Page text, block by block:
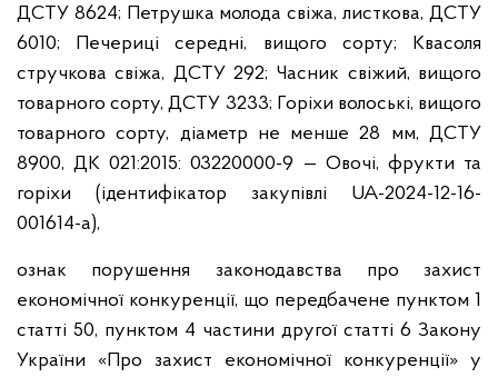
ДСТУ 8624; Петрушка молода свіжа, листкова, ДСТУ
6010; Печериці середні, вищого сорту; Квасоля
стручкова свіжа, ДСТУ 292; Часник свіжий, вищого
товарного сорту, ДСТУ 3233; Горіхи волоські, вищого
товарного сорту, діаметр не менше 28 мм, ДСТУ
8900, ДК 021:2015: 03220000-9 — Овочі, фрукти та
горіхи (ідентифікатор закупівлі UA-2024-12-16-
001614-a),
ознак порушення законодавства про захист
економічної конкуренції, що передбачене пунктом 1
статті 50, пунктом 4 частини другої статті 6 Закону
України «Про захист економічної конкуренції» у